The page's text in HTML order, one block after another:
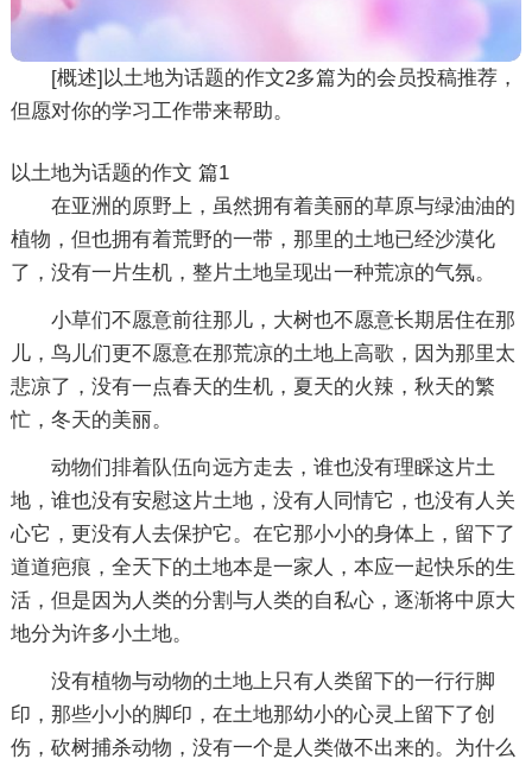
[概述]以土地为话题的作文2多篇为的会员投稿推荐，
但愿对你的学习工作带来帮助。
以土地为话题的作文 篇1
在亚洲的原野上，虽然拥有着美丽的草原与绿油油的
植物，但也拥有着荒野的一带，那里的土地已经沙漠化
了，没有一片生机，整片土地呈现出一种荒凉的气氛。
小草们不愿意前往那儿，大树也不愿意长期居住在那
儿，鸟儿们更不愿意在那荒凉的土地上高歌，因为那里太
悲凉了，没有一点春天的生机，夏天的火辣，秋天的繁
忙，冬天的美丽。
动物们排着队伍向远方走去，谁也没有理睬这片土
地，谁也没有安慰这片土地，没有人同情它，也没有人关
心它，更没有人去保护它。在它那小小的身体上，留下了
道道疤痕，全天下的土地本是一家人，本应一起快乐的生
活，但是因为人类的分割与人类的自私心，逐渐将中原大
地分为许多小土地。
没有植物与动物的土地上只有人类留下的一行行脚
印，那些小小的脚印，在土地那幼小的心灵上留下了创
伤，砍树捕杀动物，没有一个是人类做不出来的。为什么